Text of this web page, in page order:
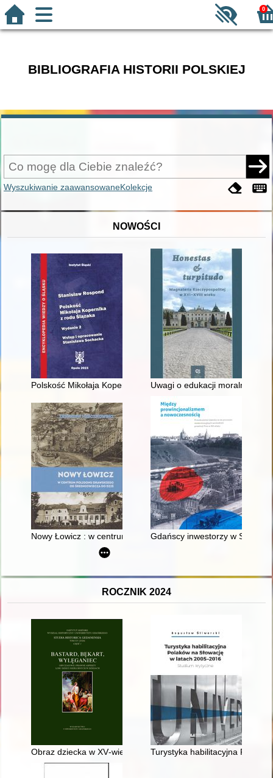
0
BIBLIOGRAFIA HISTORII POLSKIEJ
Wyszukiwanie zaawansowaneKolekcje
NOWOŚCI
Polskość Mikołaja Kopernika z rodu ŚlązakaUwagi o edukacji moralnej
Nowy Łowicz : w centrum poligonu drawskiego od
Gdańscy inwestorzy w
ROCZNIK 2024
Obraz dziecka w XV‑wiecznej hagiografii krakowskiej
Turystyka habilitacyjna